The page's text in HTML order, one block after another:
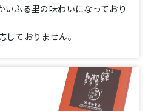
いふる里の味わいになっており
しておりません。